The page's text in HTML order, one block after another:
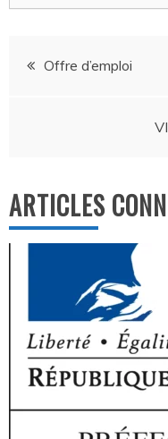
Navigation
Offre d’emploi
ARTICLES